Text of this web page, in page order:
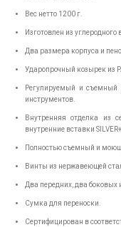
Вес нетто 1200 г.
Изготовлен из углеродного
Два размера корпуса и
Ударопрочный козырек из
Регулируемый и съемный
инструментов.
Внутренняя отделка из
внутренние вставки
Полностью съемный и
Винты из нержавеющей
Два передних, два боковых
Сумка для переноски.
Сертифицирован в